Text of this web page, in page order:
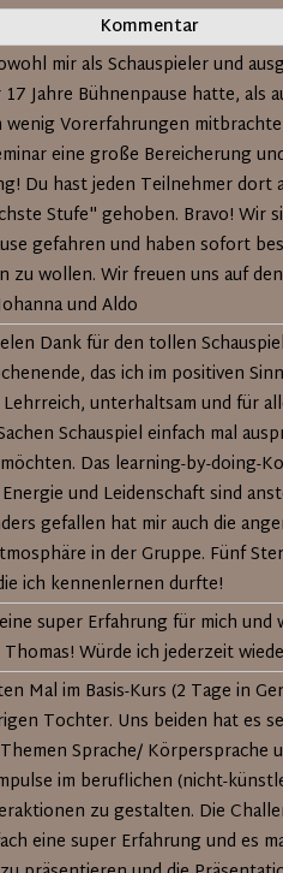
Kommentar
mir als Schauspieler und
Jahre Bühnenpause hatte, als
wenig Vorerfahrungen
eine große Bereicherung
Du hast jeden Teilnehmer dort
Stufe" gehoben. Bravo! Wir
gefahren und haben sofort
zu wollen. Wir freuen uns auf
und Aldo
Dank für den tollen
das ich im positiven
unterhaltsam und für
Schauspiel einfach mal
Das learning-by-doing-
und Leidenschaft sind
gefallen hat mir auch die
in der Gruppe. Fünf
ich kennenlernen durfte!
super Erfahrung für mich und
Würde ich jederzeit
Mal im Basis-Kurs (2 Tage in
Tochter. Uns beiden hat es
Sprache/ Körpersprache
im beruflichen (nicht-
zu gestalten. Die
eine super Erfahrung und es